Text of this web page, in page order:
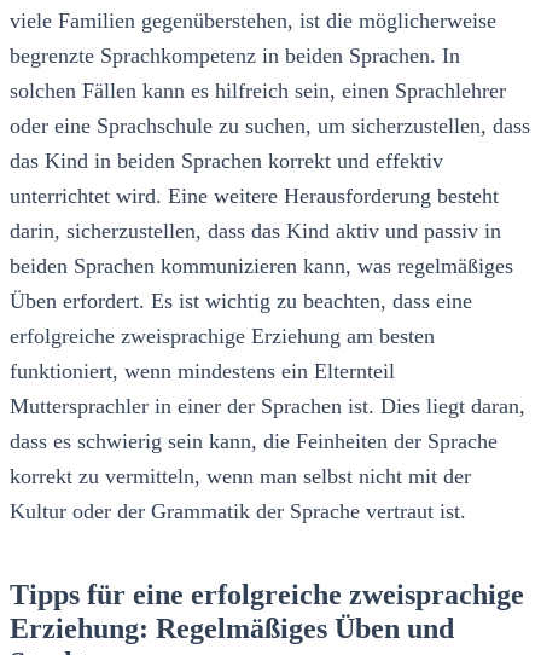
viele Familien gegenüberstehen, ist die möglicherweise
begrenzte Sprachkompetenz in beiden Sprachen. In
solchen Fällen kann es hilfreich sein, einen Sprachlehrer
oder eine Sprachschule zu suchen, um sicherzustellen, dass
das Kind in beiden Sprachen korrekt und effektiv
unterrichtet wird. Eine weitere Herausforderung besteht
darin, sicherzustellen, dass das Kind aktiv und passiv in
beiden Sprachen kommunizieren kann, was regelmäßiges
Üben erfordert. Es ist wichtig zu beachten, dass eine
erfolgreiche zweisprachige Erziehung am besten
funktioniert, wenn mindestens ein Elternteil
Muttersprachler in einer der Sprachen ist. Dies liegt daran,
dass es schwierig sein kann, die Feinheiten der Sprache
korrekt zu vermitteln, wenn man selbst nicht mit der
Kultur oder der Grammatik der Sprache vertraut ist.
Tipps für eine erfolgreiche zweisprachige
Erziehung: Regelmäßiges Üben und